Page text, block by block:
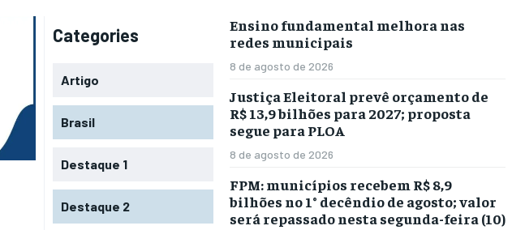
Categories
Artigo
Brasil
Destaque 1
Destaque 2
Ensino fundamental melhora nas
redes municipais
8 de agosto de 2026
Justiça Eleitoral prevê orçamento de
R$ 13,9 bilhões para 2027; proposta
segue para PLOA
8 de agosto de 2026
FPM: municípios recebem R$ 8,9
bilhões no 1° decêndio de agosto; valor
será repassado nesta segunda-feira (10)